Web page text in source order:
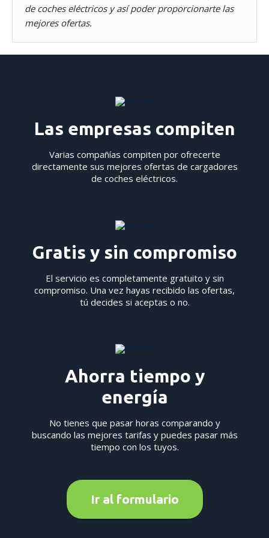
Nettbureau utiliza cookies propias y de terceros con fines
analíticos y para mostrarte publicidad relacionada con tus
"Aceptar". Para rechazar las cookies salvo las estrictamente
Política de Cookies
de coches eléctricos y así poder proporcionarte las
mejores ofertas.
Las empresas compiten
Varias compañías compiten por ofrecerte
directamente sus mejores ofertas de cargadores
de coches eléctricos.
Gratis y sin compromiso
El servicio es completamente gratuito y sin
compromiso. Una vez hayas recibido las ofertas,
tú decides si aceptas o no.
Ahorra tiempo y
energía
No tienes que pasar horas comparando y
buscando las mejores tarifas y puedes pasar más
tiempo con los tuyos.
Ir al formulario